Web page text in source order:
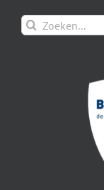
Zoeken
naar: